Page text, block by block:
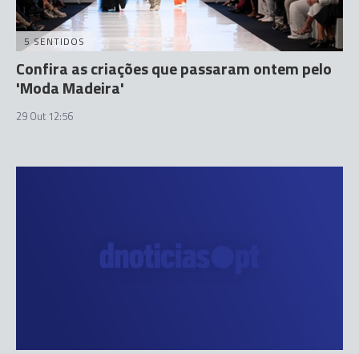
5 SENTIDOS
Confira as criações que passaram ontem pelo
'Moda Madeira'
29 Out 12:56